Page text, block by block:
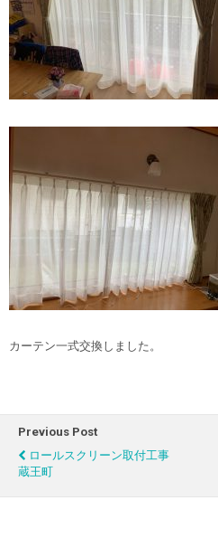
カーテン一式交換しました。
Previous Post
ロールスクリーン取付工事
蔵王町